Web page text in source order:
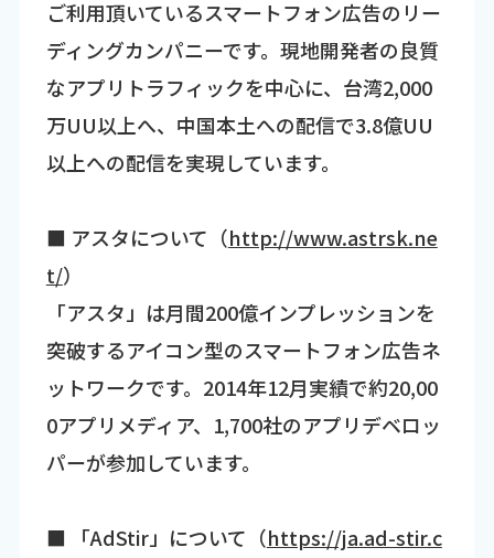
ご利用頂いているスマートフォン広告のリー
ディングカンパニーです。現地開発者の良質
なアプリトラフィックを中心に、台湾2,000
万UU以上へ、中国本土への配信で3.8億UU
以上への配信を実現しています。
■ アスタについて（http://www.astrsk.ne
t/）
「アスタ」は月間200億インプレッションを
突破するアイコン型のスマートフォン広告ネ
ットワークです。2014年12月実績で約20,00
0アプリメディア、1,700社のアプリデベロッ
パーが参加しています。
■ 「AdStir」について（https://ja.ad-stir.c